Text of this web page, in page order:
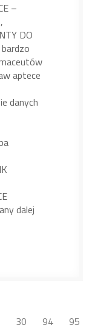
–
DO
aptece
danych
dalej
30 94
95